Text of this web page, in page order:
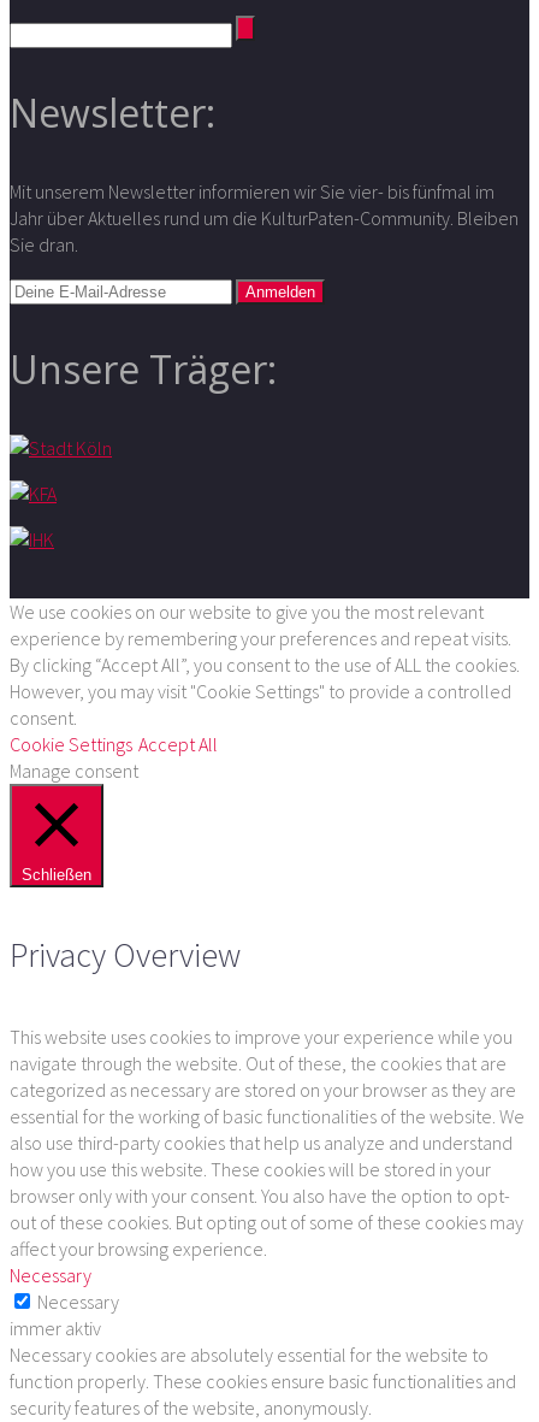
Newsletter:
Mit unserem Newsletter informieren wir Sie vier- bis fünfmal im
Jahr über Aktuelles rund um die KulturPaten-Community. Bleiben
Sie dran.
Unsere Träger:
We use cookies on our website to give you the most relevant
experience by remembering your preferences and repeat visits.
By clicking “Accept All”, you consent to the use of ALL the cookies.
However, you may visit "Cookie Settings" to provide a controlled
consent.
Cookie Settings Accept All
Manage consent
Schließen
Privacy Overview
This website uses cookies to improve your experience while you
navigate through the website. Out of these, the cookies that are
categorized as necessary are stored on your browser as they are
essential for the working of basic functionalities of the website. We
also use third-party cookies that help us analyze and understand
how you use this website. These cookies will be stored in your
browser only with your consent. You also have the option to opt-
out of these cookies. But opting out of some of these cookies may
affect your browsing experience.
Necessary
Necessary
immer aktiv
Necessary cookies are absolutely essential for the website to
function properly. These cookies ensure basic functionalities and
security features of the website, anonymously.